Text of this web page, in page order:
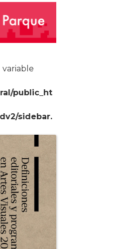
variable
public_ht
sidebar.